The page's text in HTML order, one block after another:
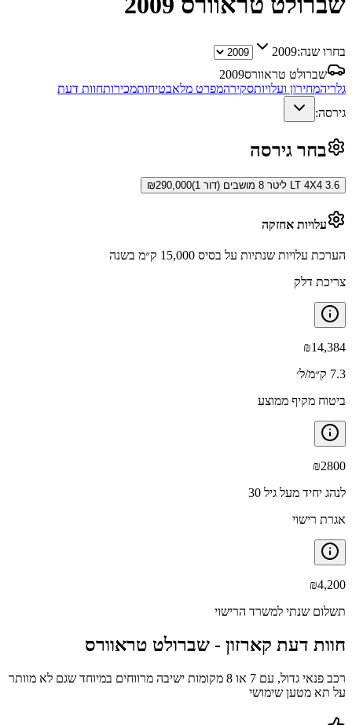
בחרו שנה:2009
שברולט טראוורס2009
גלריהמחירון ועלויותסקירהמפרט מלאבטיחותמכירותחוות דעת
גירסה:
בחר גירסה
LT 4X4 3.6 ליטר 8 מושבים (דור 1) ₪290,000
עלויות אחזקה
הערכת עלויות שנתיות על בסיס 15,000 ק״מ בשנה
צריכת דלק
₪14,384
7.3 ק״מ/ל׳
ביטוח מקיף ממוצע
₪2800
לנהג יחיד מעל גיל 30
אגרת רישוי
₪4,200
תשלום שנתי למשרד הרישוי
חוות דעת קארזון - שברולט טראוורס
רכב פנאי גדול, עם 7 או 8 מקומות ישיבה מרווחים במיוחד שגם לא מוותר
על תא מטען שימושי